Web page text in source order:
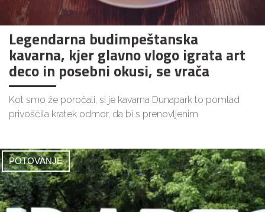
Legendarna budimpeštanska
kavarna, kjer glavno vlogo igrata art
deco in posebni okusi, se vrača
Kot smo že poročali, si je kavarna Dunapark to pomlad
privoščila kratek odmor, da bi s prenovljenim
POTOVANJE